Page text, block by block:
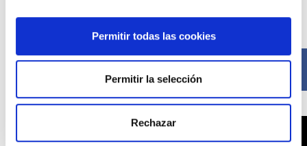
Permitir todas las cookies
Permitir la selección
Rechazar
X